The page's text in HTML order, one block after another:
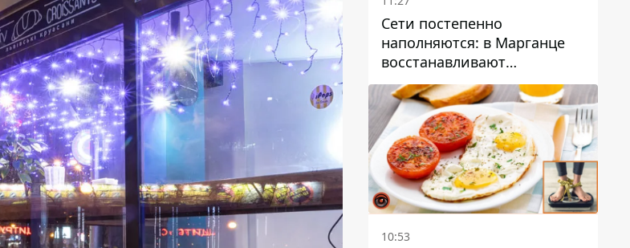
Сети постепенно
наполняются: в Марганце
восстанавливают
водоснабжение
10:53